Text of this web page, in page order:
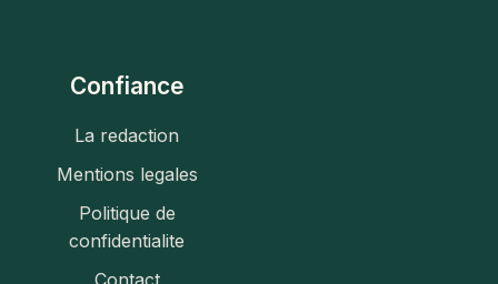
Confiance
La redaction
Mentions legales
Politique de
confidentialite
Contact